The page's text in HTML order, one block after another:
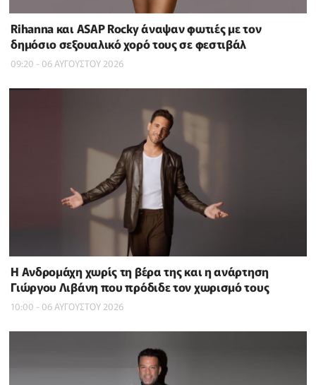
Rihanna και ASAP Rocky άναψαν φωτιές με τον
δημόσιο σεξουαλικό χορό τους σε φεστιβάλ
09:20 - 06 ΑΥΓΟΥΣΤΟΥ 2026
Η Ανδρομάχη χωρίς τη βέρα της και η ανάρτηση
Γιώργου Λιβάνη που πρόδιδε τον χωρισμό τους
10:00 - 06 ΑΥΓΟΥΣΤΟΥ 2026